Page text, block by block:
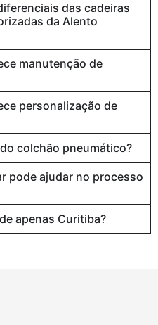
das cadeiras
da Alento
manutenção de
personalização de
colchão pneumático?
pode ajudar no processo
apenas Curitiba?